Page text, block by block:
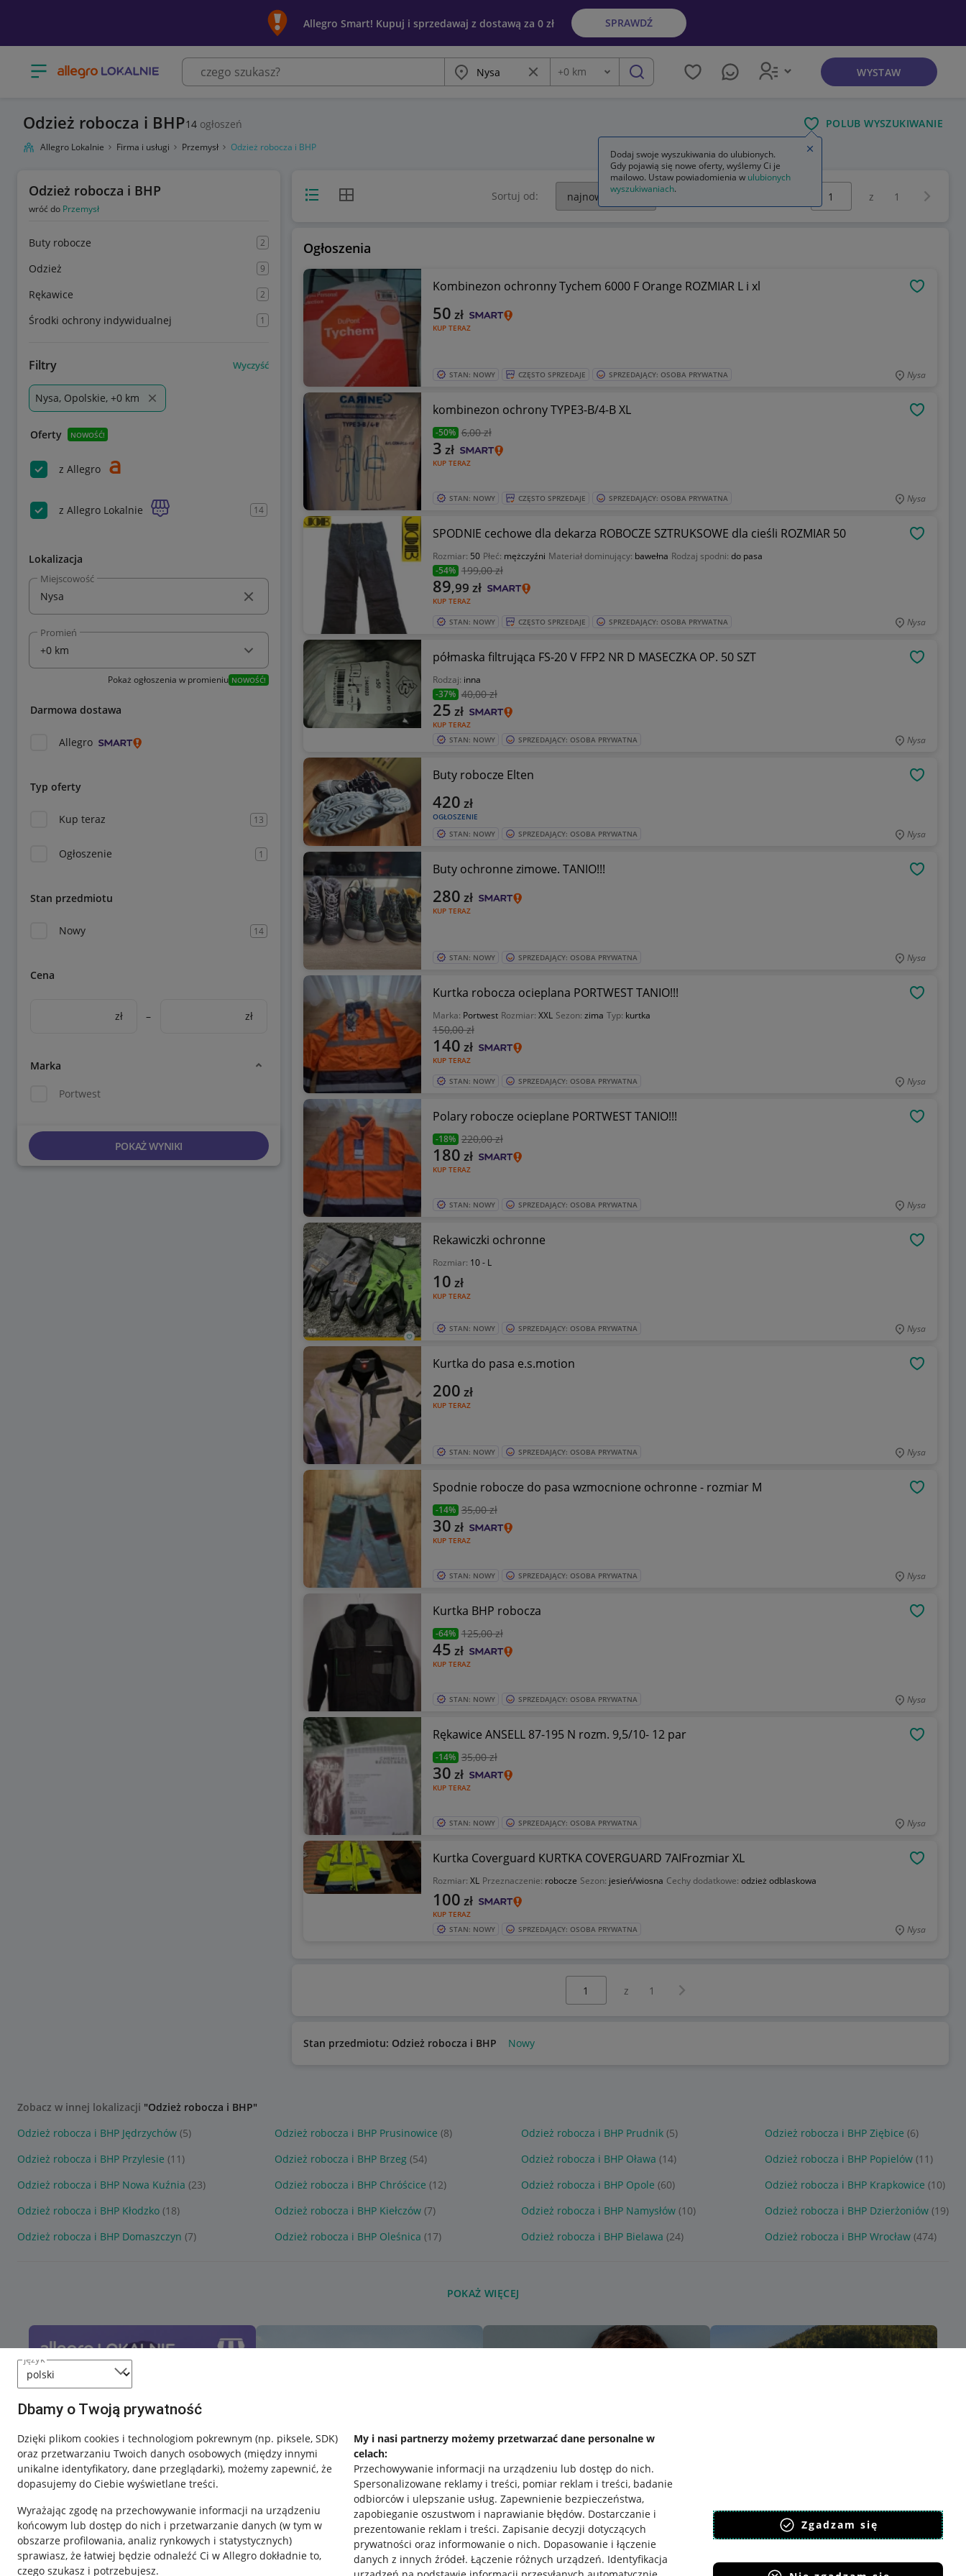
język
Dbamy o Twoją prywatność
Dzięki plikom cookies i technologiom pokrewnym (np. piksele, SDK)
oraz przetwarzaniu Twoich danych osobowych (między innymi
unikalne identyfikatory, dane przeglądarki), możemy zapewnić, że
dopasujemy do Ciebie wyświetlane treści.
Wyrażając zgodę na przechowywanie informacji na urządzeniu
końcowym lub dostęp do nich i przetwarzanie danych (w tym w
obszarze profilowania, analiz rynkowych i statystycznych)
sprawiasz, że łatwiej będzie odnaleźć Ci w Allegro dokładnie to,
czego szukasz i potrzebujesz.
My i nasi partnerzy możemy przetwarzać dane personalne w
celach:
Przechowywanie informacji na urządzeniu lub dostęp do nich.
Spersonalizowane reklamy i treści, pomiar reklam i treści, badanie
odbiorców i ulepszanie usług. Zapewnienie bezpieczeństwa,
zapobieganie oszustwom i naprawianie błędów. Dostarczanie i
prezentowanie reklam i treści. Zapisanie decyzji dotyczących
prywatności oraz informowanie o nich. Dopasowanie i łączenie
danych z innych źródeł. Łączenie różnych urządzeń. Identyfikacja
Zgadzam się
Allegro Smart! Kupuj i sprzedawaj z dostawą za 0 zł SPRAWDŹ
Otwórz menu z kategoriami Miasto Wyczyść frazę
Odległość
+0 km szukaj WYSTAW
Odzież robocza i BHP14 ogłoszeń POLUB WYSZUKIWANIE
Allegro Lokalnie Firma i usługi Przemysł Odzież robocza i BHP
Odzież robocza i BHP
wróć do Przemysł
Buty robocze 2
Odzież 9
Rękawice 2
Środki ochrony indywidualnej 1
Filtry Wyczyść
Nysa, Opolskie, +0 km
Oferty NOWOŚĆ!
z Allegro
z Allegro Lokalnie 14
Lokalizacja
Miejscowość
Promień
Pokaż ogłoszenia w promieniu NOWOŚĆ!
Darmowa dostawa
Allegro
Typ oferty
Kup teraz 13
Ogłoszenie 1
Stan przedmiotu
Nowy 14
Cena
zł – zł
Marka
Portwest
POKAŻ WYNIKI
Widok listyWidok siatki Sortuj od: z 1
Ogłoszenia
Kombinezon ochronny Tychem 6000 F Orange ROZMIAR L i xl
KUP TERAZ
50 zł
STAN: NOWY CZĘSTO SPRZEDAJE SPRZEDAJĄCY: OSOBA PRYWATNA Nysa
kombinezon ochrony TYPE3-B/4-B XL
-50% 6,00 zł
KUP TERAZ
3 zł
STAN: NOWY CZĘSTO SPRZEDAJE SPRZEDAJĄCY: OSOBA PRYWATNA Nysa
SPODNIE cechowe dla dekarza ROBOCZE SZTRUKSOWE dla cieśli ROZMIAR 50
Rozmiar: 50 Płeć: mężczyźni Materiał dominujący: bawełna Rodzaj spodni: do pasa
-54% 199,00 zł
KUP TERAZ
89,99 zł
STAN: NOWY CZĘSTO SPRZEDAJE SPRZEDAJĄCY: OSOBA PRYWATNA Nysa
półmaska filtrująca FS-20 V FFP2 NR D MASECZKA OP. 50 SZT
Rodzaj: inna
-37% 40,00 zł
KUP TERAZ
25 zł
STAN: NOWY SPRZEDAJĄCY: OSOBA PRYWATNA Nysa
Buty robocze Elten
OGŁOSZENIE
420 zł
STAN: NOWY SPRZEDAJĄCY: OSOBA PRYWATNA Nysa
Buty ochronne zimowe. TANIO!!!
KUP TERAZ
280 zł
STAN: NOWY SPRZEDAJĄCY: OSOBA PRYWATNA Nysa
Kurtka robocza ocieplana PORTWEST TANIO!!!
Marka: Portwest Rozmiar: XXL Sezon: zima Typ: kurtka
150,00 zł
KUP TERAZ
140 zł
STAN: NOWY SPRZEDAJĄCY: OSOBA PRYWATNA Nysa
Polary robocze ocieplane PORTWEST TANIO!!!
-18% 220,00 zł
KUP TERAZ
180 zł
STAN: NOWY SPRZEDAJĄCY: OSOBA PRYWATNA Nysa
Rekawiczki ochronne
Rozmiar: 10 - L
KUP TERAZ
10 zł
STAN: NOWY SPRZEDAJĄCY: OSOBA PRYWATNA Nysa
Kurtka do pasa e.s.motion
KUP TERAZ
200 zł
STAN: NOWY SPRZEDAJĄCY: OSOBA PRYWATNA Nysa
Spodnie robocze do pasa wzmocnione ochronne - rozmiar M
-14% 35,00 zł
KUP TERAZ
30 zł
STAN: NOWY SPRZEDAJĄCY: OSOBA PRYWATNA Nysa
Kurtka BHP robocza
-64% 125,00 zł
KUP TERAZ
45 zł
STAN: NOWY SPRZEDAJĄCY: OSOBA PRYWATNA Nysa
Rękawice ANSELL 87-195 N rozm. 9,5/10- 12 par
-14% 35,00 zł
KUP TERAZ
30 zł
STAN: NOWY SPRZEDAJĄCY: OSOBA PRYWATNA Nysa
Kurtka Coverguard KURTKA COVERGUARD 7AIFrozmiar XL
Rozmiar: XL Przeznaczenie: robocze Sezon: jesień/wiosna Cechy dodatkowe: odzież odblaskowa
KUP TERAZ
100 zł
STAN: NOWY SPRZEDAJĄCY: OSOBA PRYWATNA Nysa
z 1 Następna strona
Stan przedmiotu: Odzież robocza i BHP Nowy
Zobacz w innej lokalizacji "Odzież robocza i BHP"
Odzież robocza i BHP Jędrzychów (5) Odzież robocza i BHP Prusinowice (8) Odzież robocza i BHP Prudnik (5) Odzież robocza i BHP Ziębice (6)
Odzież robocza i BHP Przylesie (11) Odzież robocza i BHP Brzeg (54) Odzież robocza i BHP Oława (14) Odzież robocza i BHP Popielów (11)
Odzież robocza i BHP Nowa Kuźnia (23) Odzież robocza i BHP Chróścice (12) Odzież robocza i BHP Opole (60) Odzież robocza i BHP Krapkowice (10)
Odzież robocza i BHP Kłodzko (18) Odzież robocza i BHP Kiełczów (7) Odzież robocza i BHP Namysłów (10) Odzież robocza i BHP Dzierżoniów (19)
Odzież robocza i BHP Domaszczyn (7) Odzież robocza i BHP Oleśnica (17) Odzież robocza i BHP Bielawa (24) Odzież robocza i BHP Wrocław (474)
POKAŻ WIĘCEJ
Dodaj swoje wyszukiwania do ulubionych.
Gdy pojawią się nowe oferty, wyślemy Ci je
mailowo. Ustaw powiadomienia w ulubionych
wyszukiwaniach.
Zamknij wskazówkę